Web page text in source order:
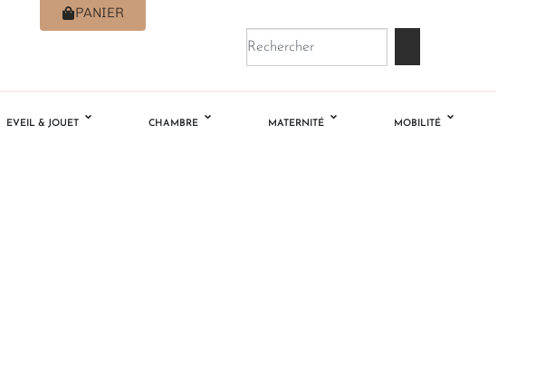
PANIER
EVEIL & JOUET CHAMBRE MATERNITÉ MOBILITÉ